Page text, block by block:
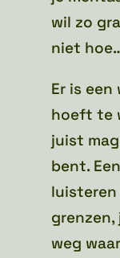
wil zo
niet
Er is een
hoeft te
juist
bent.
luisteren
grenzen,
weg